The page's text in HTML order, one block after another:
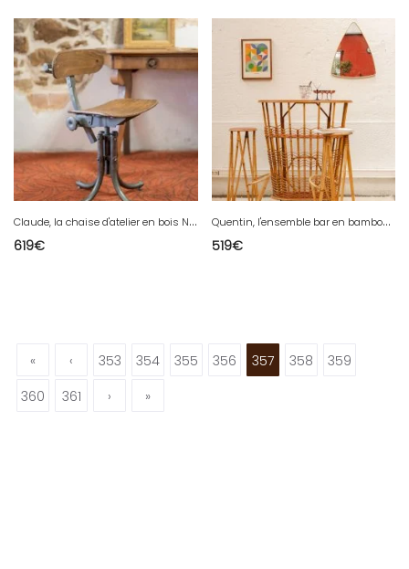
C
laude, la chaise d'atelier en bois N°717
619€
Q
uentin, l'ensemble bar en bambou N°31
519€
« ‹ 353 354 355 356 357 358
359
360
361 › »